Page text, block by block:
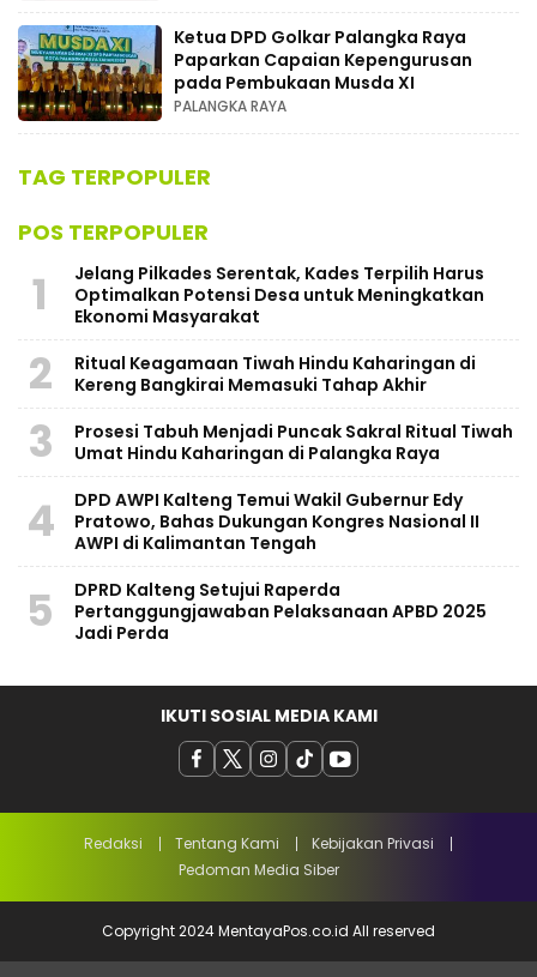
Ketua DPD Golkar Palangka Raya
Paparkan Capaian Kepengurusan
pada Pembukaan Musda XI
PALANGKA RAYA
TAG TERPOPULER
POS TERPOPULER
1
Jelang Pilkades Serentak, Kades Terpilih Harus
Optimalkan Potensi Desa untuk Meningkatkan
Ekonomi Masyarakat
2
Ritual Keagamaan Tiwah Hindu Kaharingan di
Kereng Bangkirai Memasuki Tahap Akhir
3
Prosesi Tabuh Menjadi Puncak Sakral Ritual Tiwah
Umat Hindu Kaharingan di Palangka Raya
4
DPD AWPI Kalteng Temui Wakil Gubernur Edy
Pratowo, Bahas Dukungan Kongres Nasional II
AWPI di Kalimantan Tengah
5
​DPRD Kalteng Setujui Raperda
Pertanggungjawaban Pelaksanaan APBD 2025
Jadi Perda
IKUTI SOSIAL MEDIA KAMI
Redaksi Tentang Kami
Kebijakan Privasi
Pedoman Media Siber
Copyright 2024 MentayaPos.co.id All reserved